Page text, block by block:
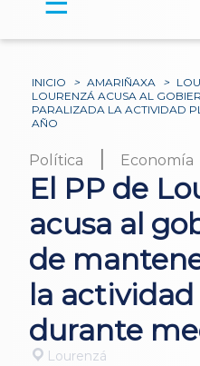
INICIO > AMARIÑAXA >
LOURENZÁ ACUSA AL
PARALIZADA LA ACTIVIDAD
AÑO
Política | Economía
El PP de
acusa al
de
la
durante
Lourenzá